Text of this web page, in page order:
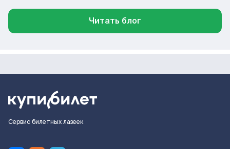
Читать блог
Сервис билетных лазеек